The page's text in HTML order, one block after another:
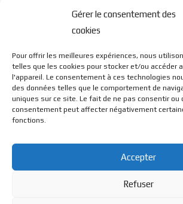
Gérer le consentement des
cookies
Pour offrir les meilleures expériences, nous
telles que les cookies pour stocker et/ou accéder
l'appareil. Le consentement à ces technologies
des données telles que le comportement de
uniques sur ce site. Le fait de ne pas consentir ou
consentement peut affecter négativement
fonctions.
Accepter
Refuser
0718 M
© BL Optique - 22 Rue de la Cueille -